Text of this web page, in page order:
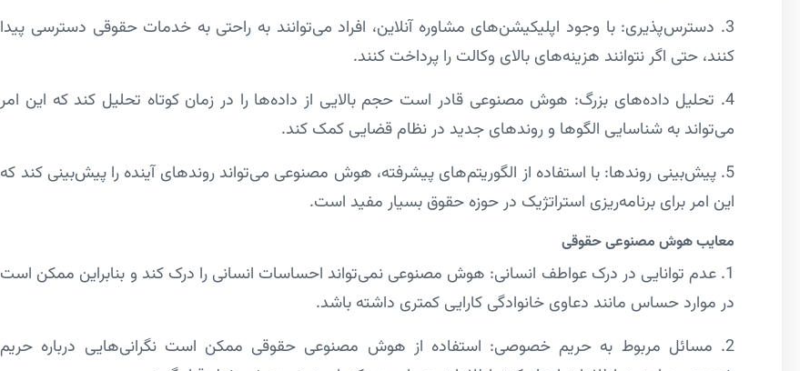
3. دسترس‌پذیری: با وجود اپلیکیشن‌های مشاوره آنلاین، افراد می‌توانند به راحتی به خدمات حقوقی دسترسی پیدا
کنند، حتی اگر نتوانند هزینه‌های بالای وکالت را پرداخت کنند.
4. تحلیل داده‌های بزرگ: هوش مصنوعی قادر است حجم بالایی از داده‌ها را در زمان کوتاه تحلیل کند که این امر
می‌تواند به شناسایی الگوها و روندهای جدید در نظام قضایی کمک کند.
5. پیش‌بینی روندها: با استفاده از الگوریتم‌های پیشرفته، هوش مصنوعی می‌تواند روندهای آینده را پیش‌بینی کند که
این امر برای برنامه‌ریزی استراتژیک در حوزه حقوق بسیار مفید است.
معایب هوش مصنوعی حقوقی
1. عدم توانایی در درک عواطف انسانی: هوش مصنوعی نمی‌تواند احساسات انسانی را درک کند و بنابراین ممکن است
در موارد حساس مانند دعاوی خانوادگی کارایی کمتری داشته باشد.
2. مسائل مربوط به حریم خصوصی: استفاده از هوش مصنوعی حقوقی ممکن است نگرانی‌هایی درباره حریم